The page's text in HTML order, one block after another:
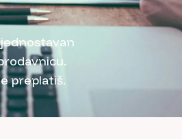
jednostavan
preplatiš.